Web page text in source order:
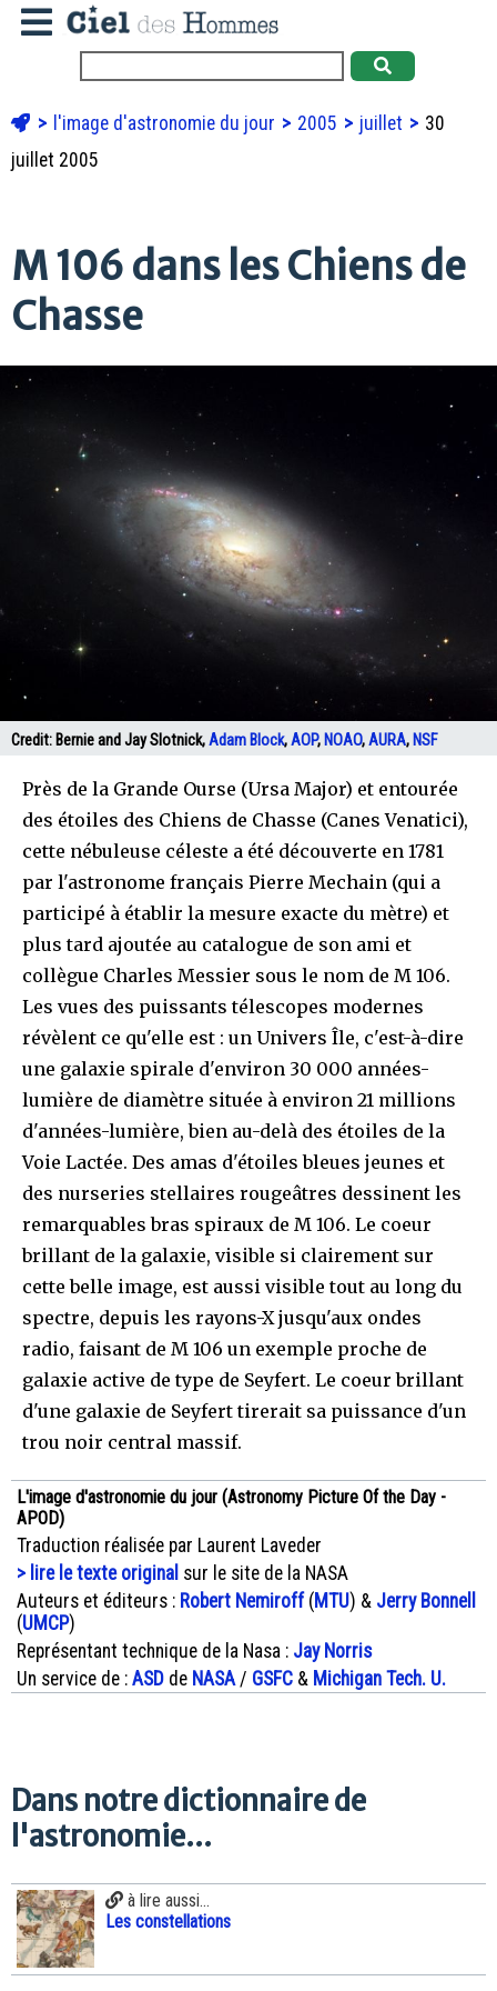
l'image d'astronomie du jour 2005 juillet
30
juillet 2005
M 106 dans les Chiens de
Chasse
Credit: Bernie and Jay Slotnick,Adam Block,AOP, NOAO,AURA, NSF
Près de la Grande Ourse (Ursa Major) et entourée
des étoiles des Chiens de Chasse (Canes Venatici),
cette nébuleuse céleste a été découverte en 1781
par l'astronome français Pierre Mechain (qui a
participé à établir la mesure exacte du mètre) et
plus tard ajoutée au catalogue de son ami et
collègue Charles Messier sous le nom de M 106.
Les vues des puissants télescopes modernes
révèlent ce qu'elle est : un Univers Île, c'est-à-dire
une galaxie spirale d'environ 30 000 années-
lumière de diamètre située à environ 21 millions
d'années-lumière, bien au-delà des étoiles de la
Voie Lactée. Des amas d'étoiles bleues jeunes et
des nurseries stellaires rougeâtres dessinent les
remarquables bras spiraux de M 106. Le coeur
brillant de la galaxie, visible si clairement sur
cette belle image, est aussi visible tout au long du
spectre, depuis les rayons-X jusqu'aux ondes
radio, faisant de M 106 un exemple proche de
galaxie active de type de Seyfert. Le coeur brillant
d'une galaxie de Seyfert tirerait sa puissance d'un
trou noir central massif.
L'image d'astronomie du jour (Astronomy Picture Of the Day -
APOD)
Traduction réalisée par Laurent Laveder
> lire le texte original sur le site de la NASA
Auteurs et éditeurs : Robert Nemiroff(MTU) & Jerry Bonnell
(UMCP)
Représentant technique de la Nasa : Jay Norris
Un service de : ASD de NASA / GSFC & Michigan Tech. U.
Dans notre dictionnaire de
l'astronomie...
à lire aussi...
Les constellations